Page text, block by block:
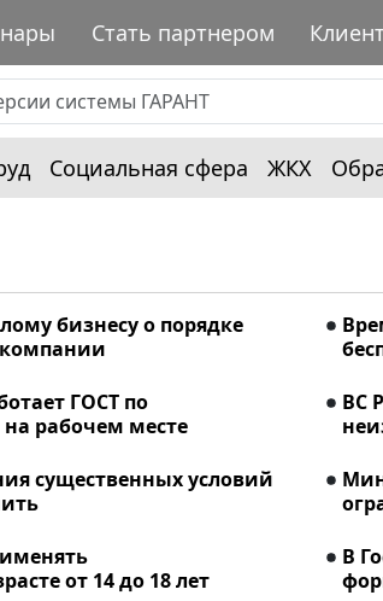
Стать партнером
Социальная сфера ЖКХ
бизнесу о порядке
ГОСТ по
рабочем месте
ВС
существенных условий
от 14 до 18 лет
В